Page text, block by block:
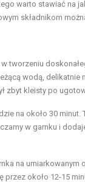
warto stawiać na
składnikom
tworzeniu
wodą,
zbyt kleisty po
na około 30
w garnku i
na
przez około 12-15